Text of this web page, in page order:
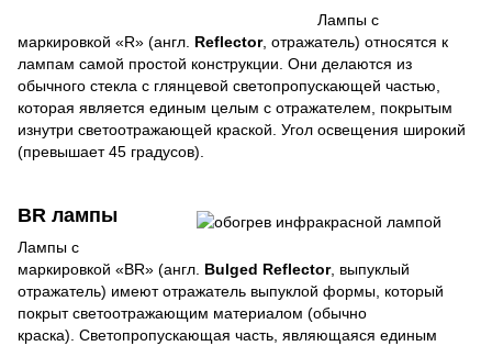
Лампы с
маркировкой «R» (англ. Reflector, отражатель) относятся к
лампам самой простой конструкции. Они делаются из
обычного стекла с глянцевой светопропускающей частью,
которая является единым целым с отражателем, покрытым
изнутри светоотражающей краской. Угол освещения широкий
(превышает 45 градусов).
BR лампы
Лампы с
маркировкой «BR» (англ. Bulged Reflector, выпуклый
отражатель) имеют отражатель выпуклой формы, который
покрыт светоотражающим материалом (обычно
краска). Светопропускающая часть, являющаяся единым